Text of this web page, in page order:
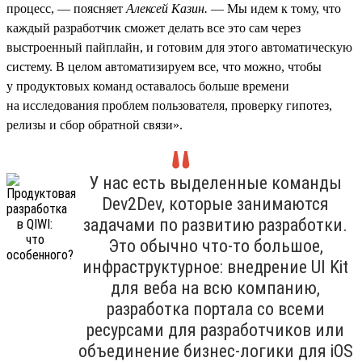
процесс, — поясняет Алексей Казин. — Мы идем к тому, что
каждый разработчик сможет делать все это сам через
выстроенный пайплайн, и готовим для этого автоматическую
систему. В целом автоматизируем все, что можно, чтобы
у продуктовых команд оставалось больше времени
на исследования проблем пользователя, проверку гипотез,
релизы и сбор обратной связи».
У нас есть выделенные команды
Dev2Dev, которые занимаются
задачами по развитию разработки.
Это обычно что-то большое,
инфраструктурное: внедрение UI Kit
для веба на всю компанию,
разработка портала со всеми
ресурсами для разработчиков или
объединение бизнес-логики для iOS